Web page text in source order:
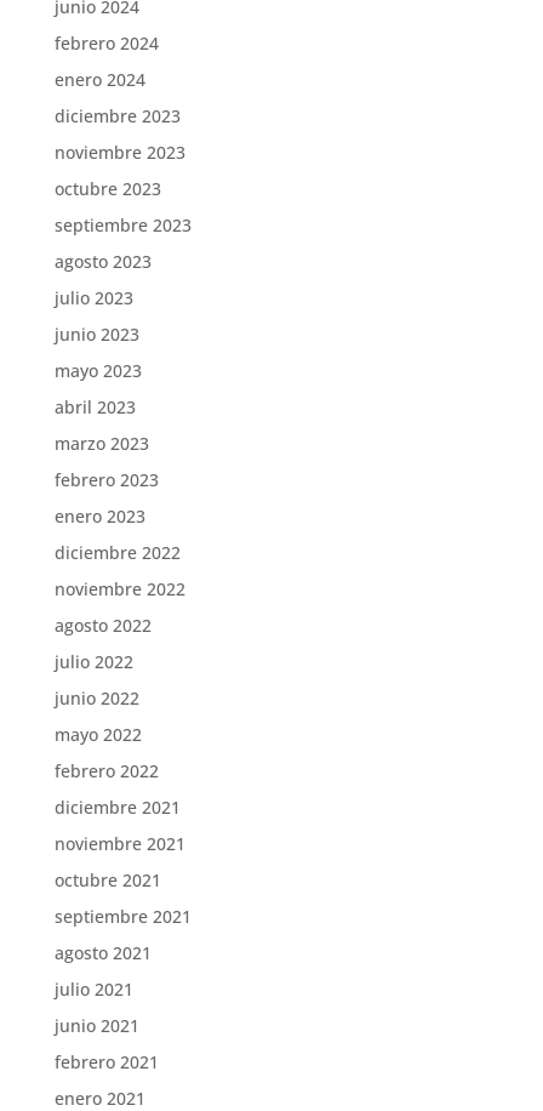
junio 2024
febrero 2024
enero 2024
diciembre 2023
noviembre 2023
octubre 2023
septiembre 2023
agosto 2023
julio 2023
junio 2023
mayo 2023
abril 2023
marzo 2023
febrero 2023
enero 2023
diciembre 2022
noviembre 2022
agosto 2022
julio 2022
junio 2022
mayo 2022
febrero 2022
diciembre 2021
noviembre 2021
octubre 2021
septiembre 2021
agosto 2021
julio 2021
junio 2021
febrero 2021
enero 2021